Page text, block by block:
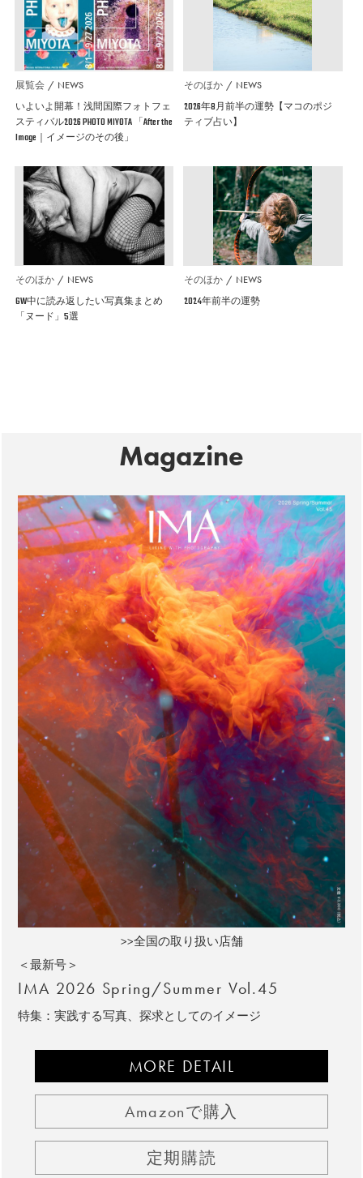
展覧会 NEWS
いよいよ開幕！浅間国際フォトフェ
スティバル2026 PHOTO MIYOTA 「After the
Image｜イメージのその後」
そのほか NEWS
2026年8月前半の運勢【マコのポジ
ティブ占い】
そのほか NEWS
GW中に読み返したい写真集まとめ
「ヌード」5選
そのほか NEWS
2024年前半の運勢
Magazine
>>全国の取り扱い店舗
＜最新号＞
IMA 2026 Spring/Summer Vol.45
特集：実践する写真、探求としてのイメージ
MORE DETAIL
Amazonで購入
定期購読